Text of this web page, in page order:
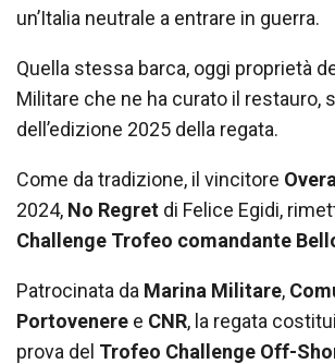
un’Italia neutrale a entrare in guerra.
Quella stessa barca, oggi proprietà
Militare che ne ha curato il restauro,
dell’edizione 2025 della regata.
Come da tradizione, il vincitore
2024, No Regret di Felice Egidi,
Challenge Trofeo comandante
Patrocinata da Marina Militare,
Portovenere e CNR, la regata
prova del Trofeo Challenge Off-